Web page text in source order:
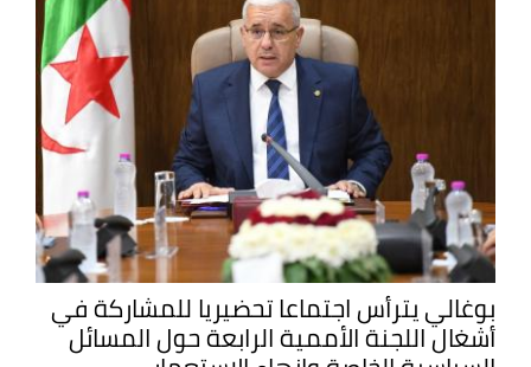
بوغالي يترأس اجتماعا تحضيريا للمشاركة في
أشغال اللجنة الأممية الرابعة حول المسائل